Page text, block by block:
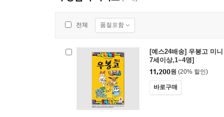
전체 품절포함
[예스24배송] 우봉고 미
7세이상,1~4명]
11,200원 (20% 할인)
바로구매